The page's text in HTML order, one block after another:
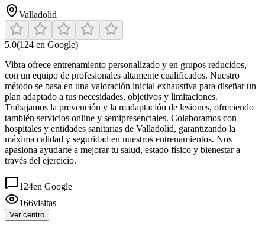
Valladolid
5.0(124 en Google)
Vibra ofrece entrenamiento personalizado y en grupos reducidos,
con un equipo de profesionales altamente cualificados. Nuestro
método se basa en una valoración inicial exhaustiva para diseñar un
plan adaptado a tus necesidades, objetivos y limitaciones.
Trabajamos la prevención y la readaptación de lesiones, ofreciendo
también servicios online y semipresenciales. Colaboramos con
hospitales y entidades sanitarias de Valladolid, garantizando la
máxima calidad y seguridad en nuestros entrenamientos. Nos
apasiona ayudarte a mejorar tu salud, estado físico y bienestar a
través del ejercicio.
124en Google
166visitas
Ver centro